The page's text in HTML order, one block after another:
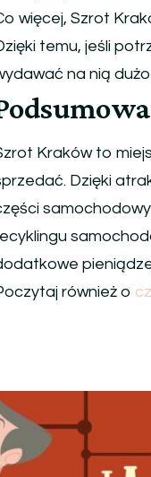
więcej, Szrot
temu, jeśli
na nią
Kraków to
Dzięki
również o